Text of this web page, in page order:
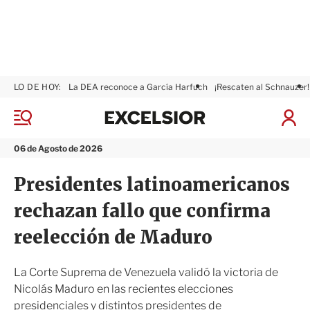
M
n
06 de Agosto de 2026
LO DE HOY: La DEA reconoce a García Harfuch ¡Rescaten al Schnauzer!
I
a
x
i
r
Presidentes latinoamericanos
rechazan fallo que confirma
reelección de Maduro
La Corte Suprema de Venezuela validó la victoria de
Nicolás Maduro en las recientes elecciones
presidenciales y distintos presidentes de